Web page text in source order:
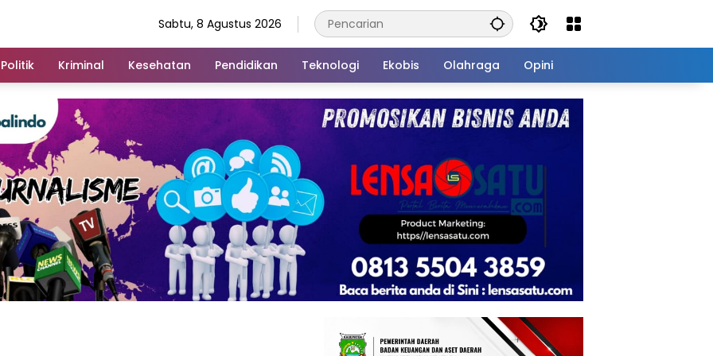
Sabtu, 8 Agustus 2026
Politik Kriminal Kesehatan Pendidikan Teknologi Ekobis Olahraga Opini